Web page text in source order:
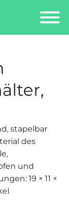
stapelbar
des
und
19 × 11 ×